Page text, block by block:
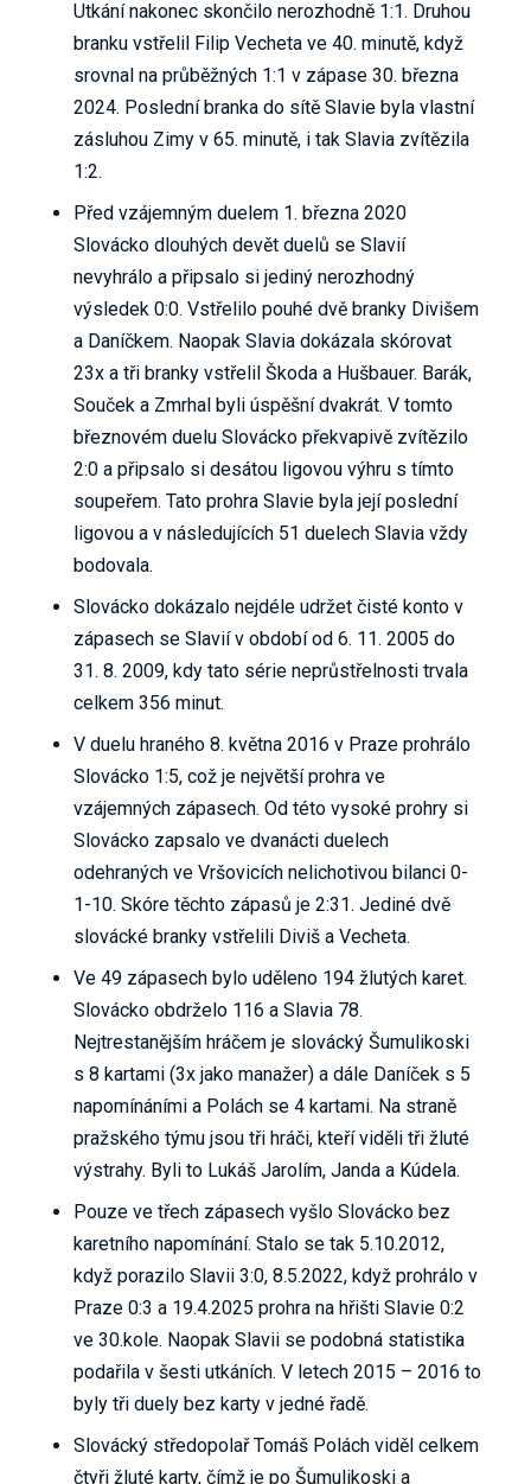
Utkání nakonec skončilo nerozhodně 1:1. Druhou
branku vstřelil Filip Vecheta ve 40. minutě, když
srovnal na průběžných 1:1 v zápase 30. března
2024. Poslední branka do sítě Slavie byla vlastní
zásluhou Zimy v 65. minutě, i tak Slavia zvítězila
1:2.
Před vzájemným duelem 1. března 2020
Slovácko dlouhých devět duelů se Slavií
nevyhrálo a připsalo si jediný nerozhodný
výsledek 0:0. Vstřelilo pouhé dvě branky Divišem
a Daníčkem. Naopak Slavia dokázala skórovat
23x a tři branky vstřelil Škoda a Hušbauer. Barák,
Souček a Zmrhal byli úspěšní dvakrát. V tomto
březnovém duelu Slovácko překvapivě zvítězilo
2:0 a připsalo si desátou ligovou výhru s tímto
soupeřem. Tato prohra Slavie byla její poslední
ligovou a v následujících 51 duelech Slavia vždy
bodovala.
Slovácko dokázalo nejdéle udržet čisté konto v
zápasech se Slavií v období od 6. 11. 2005 do
31. 8. 2009, kdy tato série neprůstřelnosti trvala
celkem 356 minut.
V duelu hraného 8. května 2016 v Praze prohrálo
Slovácko 1:5, což je největší prohra ve
vzájemných zápasech. Od této vysoké prohry si
Slovácko zapsalo ve dvanácti duelech
odehraných ve Vršovicích nelichotivou bilanci 0-
1-10. Skóre těchto zápasů je 2:31. Jediné dvě
slovácké branky vstřelili Diviš a Vecheta.
Ve 49 zápasech bylo uděleno 194 žlutých karet.
Slovácko obdrželo 116 a Slavia 78.
Nejtrestanějším hráčem je slovácký Šumulikoski
s 8 kartami (3x jako manažer) a dále Daníček s 5
napomínáními a Polách se 4 kartami. Na straně
pražského týmu jsou tři hráči, kteří viděli tři žluté
výstrahy. Byli to Lukáš Jarolím, Janda a Kúdela.
Pouze ve třech zápasech vyšlo Slovácko bez
karetního napomínání. Stalo se tak 5.10.2012,
když porazilo Slavii 3:0, 8.5.2022, když prohrálo v
Praze 0:3 a 19.4.2025 prohra na hřišti Slavie 0:2
ve 30.kole. Naopak Slavii se podobná statistika
podařila v šesti utkáních. V letech 2015 – 2016 to
byly tři duely bez karty v jedné řadě.
Slovácký středopolař Tomáš Polách viděl celkem
čtyři žluté karty, čímž je po Šumulikoski a